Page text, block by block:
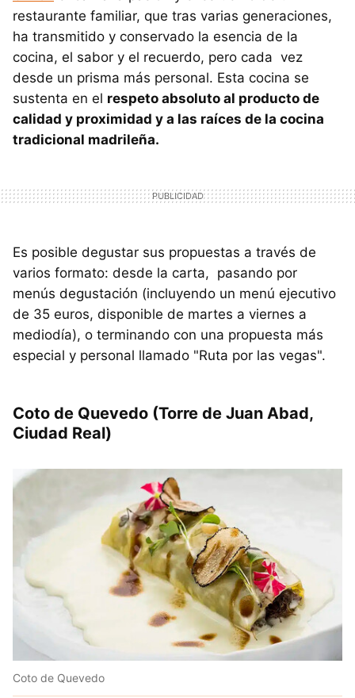
restaurante familiar, que tras varias generaciones,
ha transmitido y conservado la esencia de la
cocina, el sabor y el recuerdo, pero cada vez
desde un prisma más personal. Esta cocina se
sustenta en el respeto absoluto al producto de
calidad y proximidad y a las raíces de la cocina
tradicional madrileña.
Es posible degustar sus propuestas a través de
varios formato: desde la carta, pasando por
menús degustación (incluyendo un menú ejecutivo
de 35 euros, disponible de martes a viernes a
mediodía), o terminando con una propuesta más
especial y personal llamado "Ruta por las vegas".
Coto de Quevedo (Torre de Juan Abad,
Ciudad Real)
Coto de Quevedo